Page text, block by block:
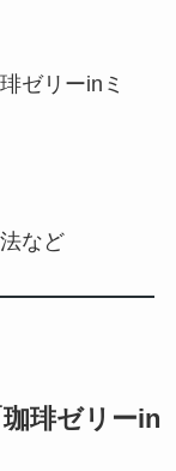
ゼリーinミ
など
琲ゼリーin